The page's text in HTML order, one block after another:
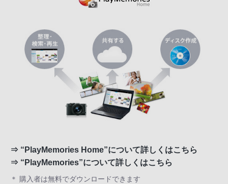
⇒ “PlayMemories Home”について詳しくはこちら
⇒ “PlayMemories”について詳しくはこちら
＊ 購入者は無料でダウンロードできます